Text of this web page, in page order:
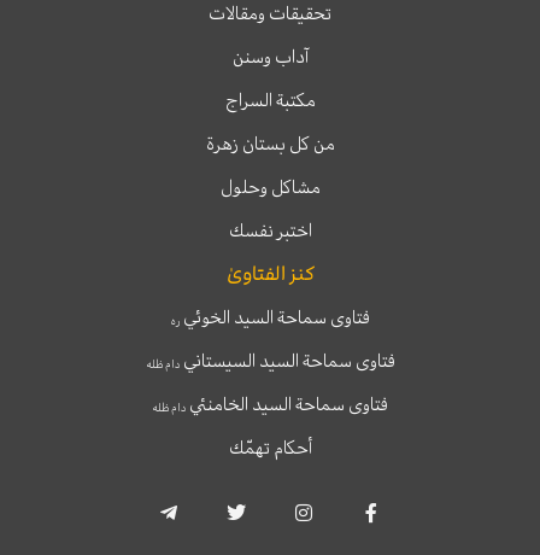
تحقيقات ومقالات
آداب وسنن
مكتبة السراج
من كل بستان زهرة
مشاكل وحلول
اختبر نفسك
كنز الفتاوىٰ
فتاوى سماحة السيد الخوئيره
فتاوى سماحة السيد السيستانيدام ظله
فتاوى سماحة السيد الخامنئي دام ظله
أحكام تهمّك
a
c
s
i
l